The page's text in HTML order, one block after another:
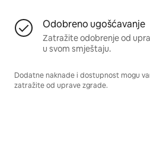
Odobreno ugošćavanje
Zatražite odobrenje od
u svom smještaju.
Dodatne naknade i dostupnost mogu
zatražite od uprave zgrade.